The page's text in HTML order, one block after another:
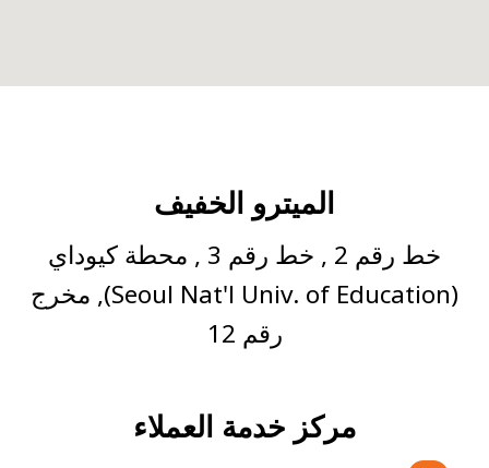
الميترو الخفيف
خط رقم 2 , خط رقم 3 , محطة كيوداي
(Seoul Nat'l Univ. of Education), مخرج
رقم 12
مركز خدمة العملاء